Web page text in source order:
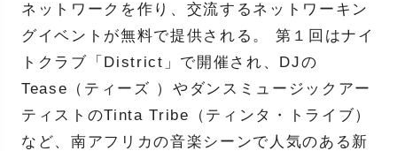
ネットワークを作り、交流するネットワーキン
グイベントが無料で提供される。 第１回はナイ
トクラブ「District」で開催され、DJの
Tease（ティーズ ）やダンスミュージックアー
ティストのTinta Tribe（ティンタ・トライブ）
など、南アフリカの音楽シーンで人気のある新